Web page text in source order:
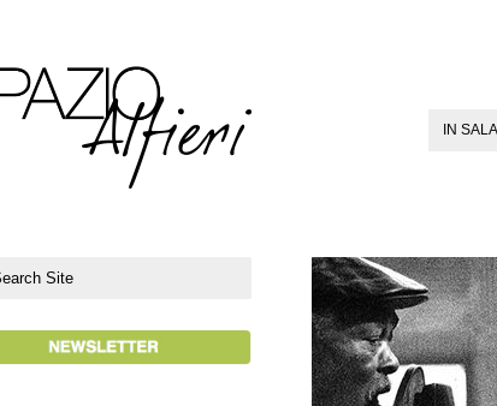
IN SALA